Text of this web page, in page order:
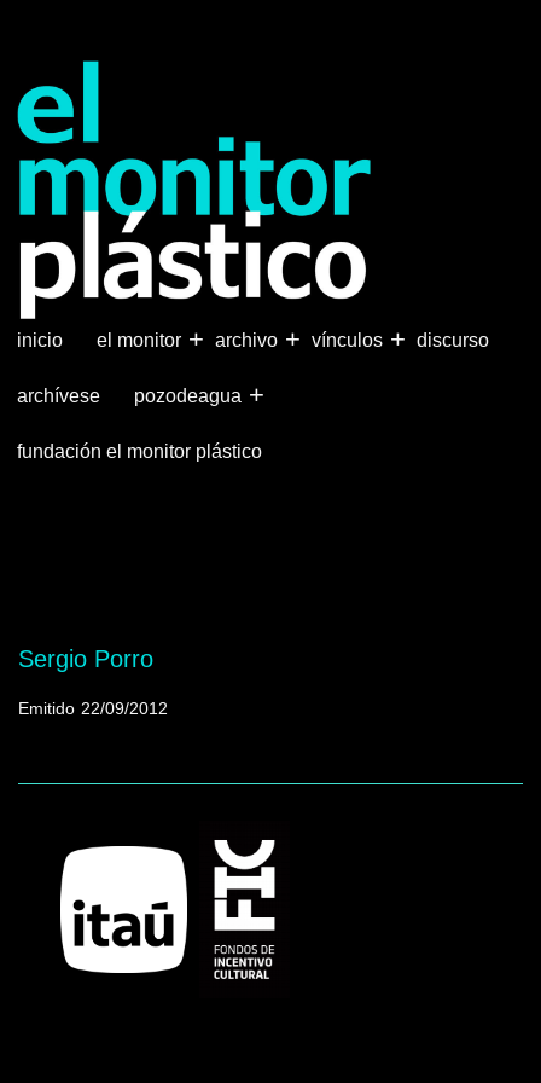
principal
inicio +
el monitor +
archivo +
vínculos discurso
archívese +
pozodeagua
fundación el monitor plástico
Sergio Porro
Emitido 22/09/2012